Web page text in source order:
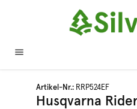
Zum Hauptinhalt springen
Artikel-Nr.: RRP524EF
Husqvarna Rider